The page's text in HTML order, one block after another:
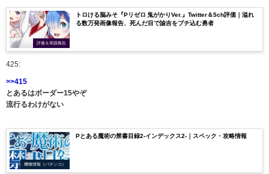
評価＆実践報告
トロける脳みそ『Pリゼロ 鬼がかりVer.』Twitter＆5ch評価｜溢れ
る数万発画像報告、死んだ目で諭吉をブチ込む勇者
425:
>>415
とあるはボーダー15やぞ
流行るわけがない
機種情報（パチンコ）
Pとある魔術の禁書目録2-インデックス2-｜スペック・攻略情報